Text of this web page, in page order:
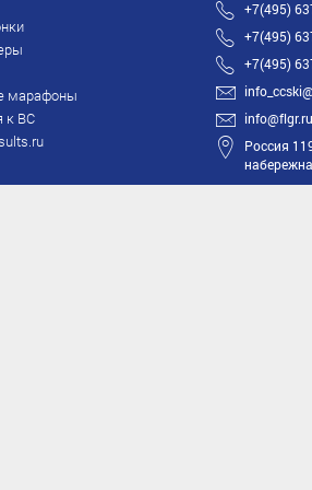
марафоны
к ВС
+7(495)
+7(495)
+7(495)
info@flgr.ru
Россия